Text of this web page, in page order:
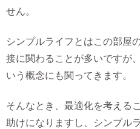
せん。
シンプルライフとはこの部屋
接に関わることが多いですが
いう概念にも関ってきます。
そんなとき、最適化を考える
助けになりますし、シンプル